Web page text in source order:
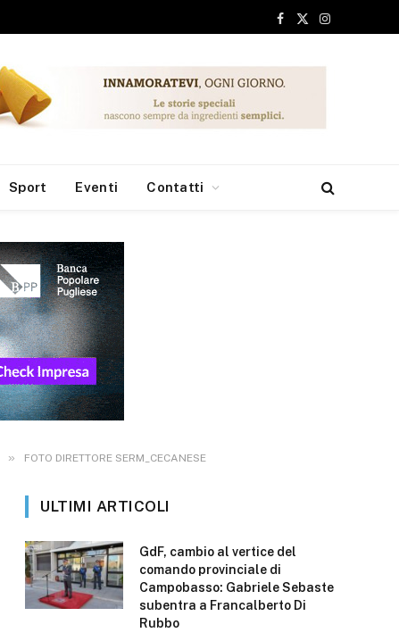
Facebook
X
Instagram
Sport Eventi Contatti
» FOTO DIRETTORE SERM_CECANESE
ULTIMI ARTICOLI
GdF, cambio al vertice del
comando provinciale di
Campobasso: Gabriele Sebaste
subentra a Francalberto Di
Rubbo